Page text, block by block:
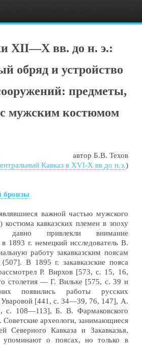
XII—X вв. до н. э.:
обряд и устройство
предметы,
мужским костюмом
автор Б.В. Техов
Кавказ в XVI-X вв до н.э.)
бронзы
важной частью мужского
костюма кавказских племен в эпоху
давно привлекли внимание
1893 г. немецкий исследователь В.
работу закавказским поясам
В 1895 г. закавказские пояса
Р. Вирхов [573, с. 15, 16,
столетия — Г. Вильке [575, с. 39 и
появились работы русских
Уваровой [441, с. 34—39, 76, 147], А.
с. 108—113], Б. В. Фармаковского
археологи, занимающиеся
Северного Кавказа и Закавказья,
упоминают о поясах, но только в